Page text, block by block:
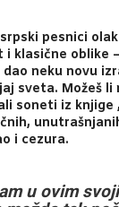
pesnici
i klasične oblike
neku novu
sveta. Možeš li
soneti iz knjige
i cezura.
u ovim